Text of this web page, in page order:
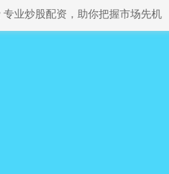
专业炒股配资，助你把握市场先机